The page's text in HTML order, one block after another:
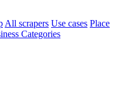
All scrapers Use cases Place
Categories